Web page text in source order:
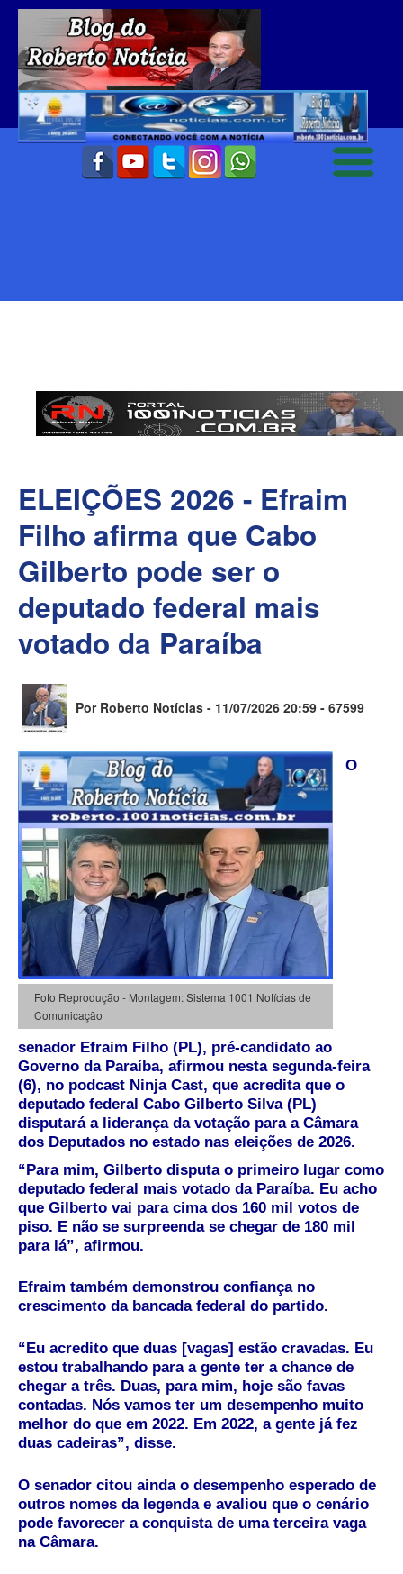
ELEIÇÕES 2026 - Efraim
Filho afirma que Cabo
Gilberto pode ser o
deputado federal mais
votado da Paraíba
Por Roberto Notícias - 11/07/2026 20:59 - 67599
Foto Reprodução - Montagem: Sistema 1001 Notícias de
Comunicação
O
senador Efraim Filho (PL), pré-candidato ao
Governo da Paraíba, afirmou nesta segunda-feira
(6), no podcast Ninja Cast, que acredita que o
deputado federal Cabo Gilberto Silva (PL)
disputará a liderança da votação para a Câmara
dos Deputados no estado nas eleições de 2026.
“Para mim, Gilberto disputa o primeiro lugar como
deputado federal mais votado da Paraíba. Eu acho
que Gilberto vai para cima dos 160 mil votos de
piso. E não se surpreenda se chegar de 180 mil
para lá”, afirmou.
Efraim também demonstrou confiança no
crescimento da bancada federal do partido.
“Eu acredito que duas [vagas] estão cravadas. Eu
estou trabalhando para a gente ter a chance de
chegar a três. Duas, para mim, hoje são favas
contadas. Nós vamos ter um desempenho muito
melhor do que em 2022. Em 2022, a gente já fez
duas cadeiras”, disse.
O senador citou ainda o desempenho esperado de
outros nomes da legenda e avaliou que o cenário
pode favorecer a conquista de uma terceira vaga
na Câmara.